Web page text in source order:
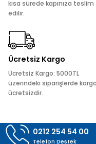
Ürün bilgilerinde hatalar
Ürün fiyatı diğer
Bu ürüne benzer farklı
kısa sürede kapınıza teslim
edilir.
Ücretsiz Kargo
Ücretsiz Kargo: 5000TL
üzerindeki siparişlerde kargo
ücretsizdir.
0212 254 54 00
Telefon Destek